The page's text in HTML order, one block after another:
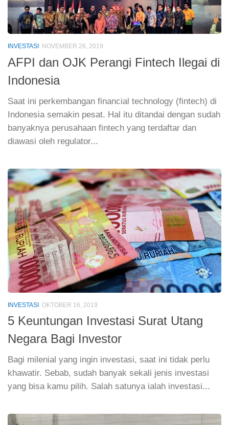
INVESTASI NOVEMBER 26, 2019
AFPI dan OJK Perangi Fintech Ilegai di
Indonesia
Saat ini perkembangan financial technology (fintech) di
Indonesia semakin pesat. Hal itu ditandai dengan sudah
banyaknya perusahaan fintech yang terdaftar dan
diawasi oleh regulator...
INVESTASI OKTOBER 16, 2019
5 Keuntungan Investasi Surat Utang
Negara Bagi Investor
Bagi milenial yang ingin investasi, saat ini tidak perlu
khawatir. Sebab, sudah banyak sekali jenis investasi
yang bisa kamu pilih. Salah satunya ialah investasi...